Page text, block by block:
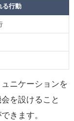
る行動
ニケーションを
を設けること
きます。